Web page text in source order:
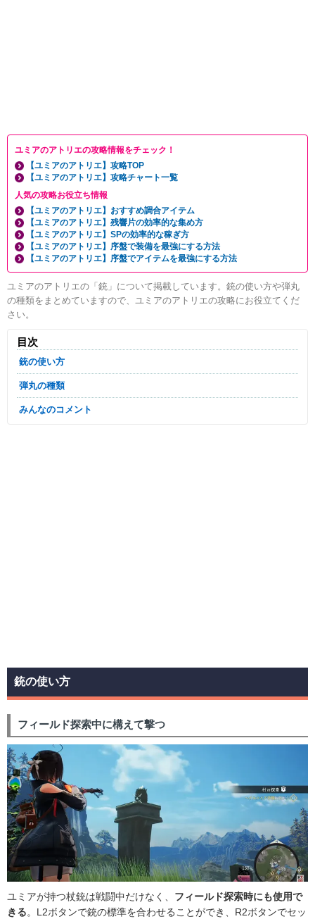
ユミアのアトリエの攻略情報をチェック！
【ユミアのアトリエ】攻略TOP
【ユミアのアトリエ】攻略チャート一覧
人気の攻略お役立ち情報
【ユミアのアトリエ】おすすめ調合アイテム
【ユミアのアトリエ】残響片の効率的な集め方
【ユミアのアトリエ】SPの効率的な稼ぎ方
【ユミアのアトリエ】序盤で装備を最強にする方法
【ユミアのアトリエ】序盤でアイテムを最強にする方法
ユミアのアトリエの「銃」について掲載しています。銃の使い方や弾丸
の種類をまとめていますので、ユミアのアトリエの攻略にお役立てくだ
さい。
目次
銃の使い方
弾丸の種類
みんなのコメント
銃の使い方
フィールド探索中に構えて撃つ
ユミアが持つ杖銃は戦闘中だけなく、 フィールド探索時にも使用で
きる。L2ボタンで銃の標準を合わせることができ、R2ボタンでセッ